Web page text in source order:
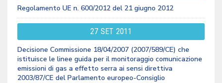
Regolamento UE n. 600/2012 del 21 giugno 2012
27 SET 2011
Decisione Commissione 18/04/2007 (2007/589/CE) che
istituisce le linee guida per il monitoraggio comunicazione
emissioni di gas a effetto serra ai sensi direttiva
2003/87/CE del Parlamento europeo-Consiglio